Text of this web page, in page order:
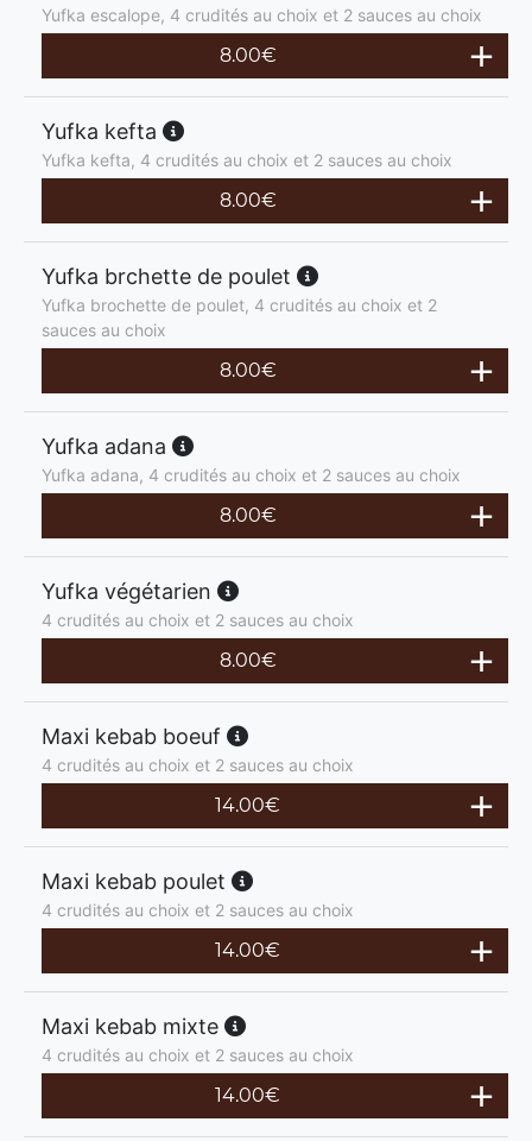
Yufka escalope, 4 crudités au choix et 2 sauces au choix
8.00€
Yufka kefta
Yufka kefta, 4 crudités au choix et 2 sauces au choix
8.00€
Yufka brchette de poulet
Yufka brochette de poulet, 4 crudités au choix et 2
sauces au choix
8.00€
Yufka adana
Yufka adana, 4 crudités au choix et 2 sauces au choix
8.00€
Yufka végétarien
4 crudités au choix et 2 sauces au choix
8.00€
Maxi kebab boeuf
4 crudités au choix et 2 sauces au choix
14.00€
Maxi kebab poulet
4 crudités au choix et 2 sauces au choix
14.00€
Maxi kebab mixte
4 crudités au choix et 2 sauces au choix
14.00€